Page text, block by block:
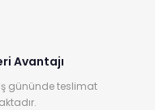
Avantajı
gününde teslimat